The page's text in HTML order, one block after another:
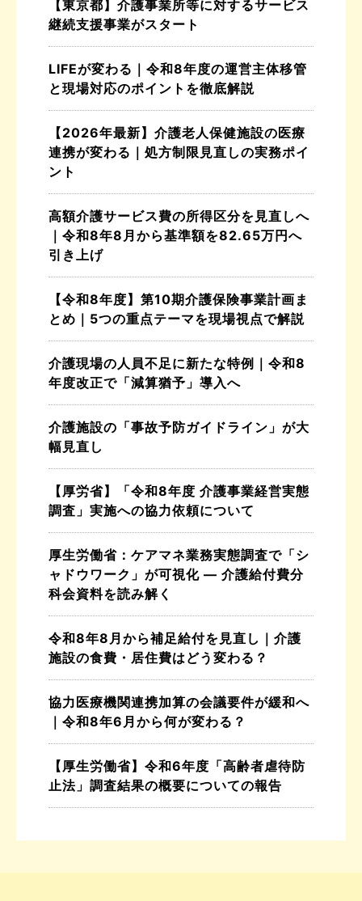
【東京都】介護事業所等に対するサービス
継続支援事業がスタート
LIFEが変わる｜令和8年度の運営主体移管
と現場対応のポイントを徹底解説
【2026年最新】介護老人保健施設の医療
連携が変わる｜処方制限見直しの実務ポイ
ント
高額介護サービス費の所得区分を見直しへ
｜令和8年8月から基準額を82.65万円へ
引き上げ
【令和8年度】第10期介護保険事業計画ま
とめ｜5つの重点テーマを現場視点で解説
介護現場の人員不足に新たな特例｜令和8
年度改正で「減算猶予」導入へ
介護施設の「事故予防ガイドライン」が大
幅見直し
【厚労省】「令和8年度 介護事業経営実態
調査」実施への協力依頼について
厚生労働省：ケアマネ業務実態調査で「シ
ャドウワーク」が可視化 ― 介護給付費分
科会資料を読み解く
令和8年8月から補足給付を見直し｜介護
施設の食費・居住費はどう変わる？
協力医療機関連携加算の会議要件が緩和へ
｜令和8年6月から何が変わる？
【厚生労働省】令和6年度「高齢者虐待防
止法」調査結果の概要についての報告